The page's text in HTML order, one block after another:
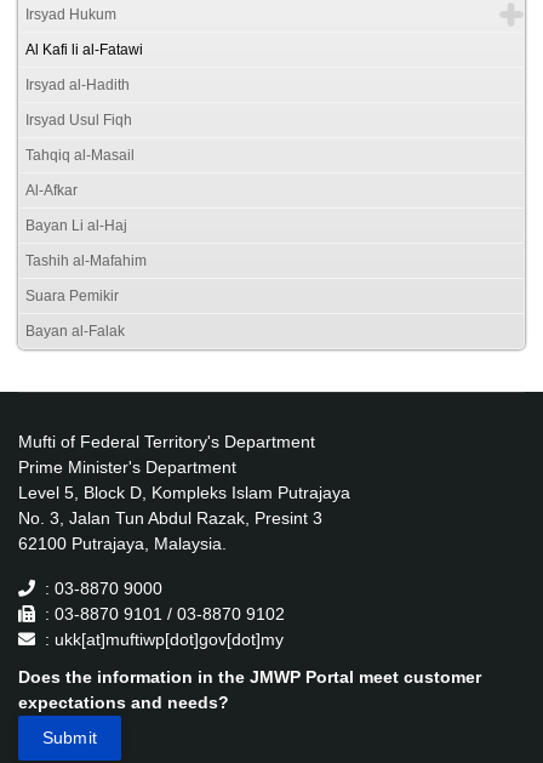
Irsyad Hukum
Al Kafi li al-Fatawi
Irsyad al-Hadith
Irsyad Usul Fiqh
Tahqiq al-Masail
Al-Afkar
Bayan Li al-Haj
Tashih al-Mafahim
Suara Pemikir
Bayan al-Falak
Mufti of Federal Territory's Department
Prime Minister's Department
Level 5, Block D, Kompleks Islam Putrajaya
No. 3, Jalan Tun Abdul Razak, Presint 3
62100 Putrajaya, Malaysia.
: 03-8870 9000
: 03-8870 9101 / 03-8870 9102
: ukk[at]muftiwp[dot]gov[dot]my
Does the information in the JMWP Portal meet customer
expectations and needs?